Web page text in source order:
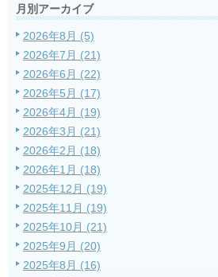
月別アーカイブ
2026年8月 (5)
2026年7月 (21)
2026年6月 (22)
2026年5月 (17)
2026年4月 (19)
2026年3月 (21)
2026年2月 (18)
2026年1月 (18)
2025年12月 (19)
2025年11月 (19)
2025年10月 (21)
2025年9月 (20)
2025年8月 (16)